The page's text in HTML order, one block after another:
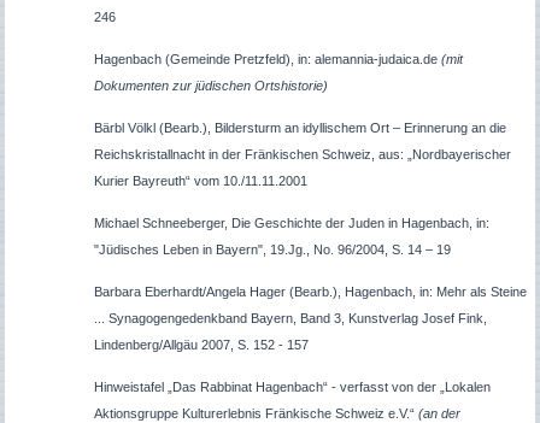
246
Hagenbach (Gemeinde Pretzfeld), in: alemannia-judaica.de (mit
Dokumenten zur jüdischen Ortshistorie)
Bärbl Völkl (Bearb.), Bildersturm an idyllischem Ort – Erinnerung an die
Reichskristallnacht in der Fränkischen Schweiz, aus: „Nordbayerischer
Kurier Bayreuth“ vom 10./11.11.2001
Michael Schneeberger, Die Geschichte der Juden in Hagenbach, in:
"Jüdisches Leben in Bayern", 19.Jg., No. 96/2004, S. 14 – 19
Barbara Eberhardt/Angela Hager (Bearb.), Hagenbach, in: Mehr als Steine
... Synagogengedenkband Bayern, Band 3, Kunstverlag Josef Fink,
Lindenberg/Allgäu 2007, S. 152 - 157
Hinweistafel „Das Rabbinat Hagenbach“ - verfasst von der „Lokalen
Aktionsgruppe Kulturerlebnis Fränkische Schweiz e.V.“ (an der